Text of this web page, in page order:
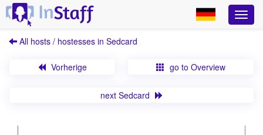
All hosts / hostesses in Sedcard
Vorherige go to Overview
next Sedcard